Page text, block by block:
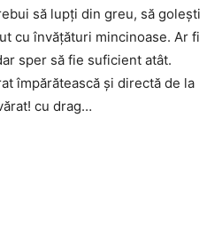
să lupţi din greu, să goleşti
cu învăţături mincinoase. Ar fi
sper să fie suficient atât.
împărătească şi directă de la
cu drag…